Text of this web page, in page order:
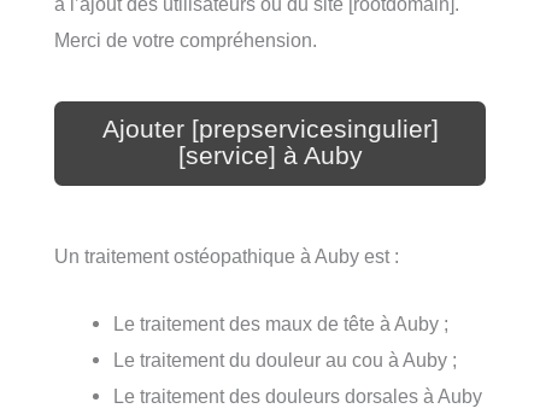
Merci de votre compréhension.
Ajouter [prepservicesingulier]
[service] à Auby
Un traitement ostéopathique à Auby est :
Le traitement des maux de tête à Auby ;
Le traitement du douleur au cou à Auby ;
Le traitement des douleurs dorsales à Auby